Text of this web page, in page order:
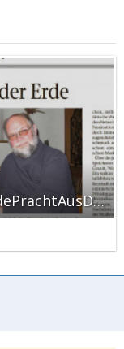
MetznerDietrich_2022_GlitzerndePrachtAusDerErde_Frankenpost_17052022_S12.jpg